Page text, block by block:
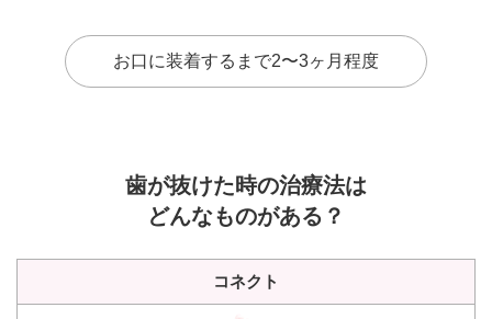
お口に装着するまで2〜3ヶ月程度
歯が抜けた時の治療法は
どんなものがある？
コネクト